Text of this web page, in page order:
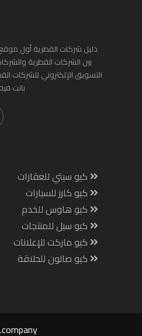
دليل شركات القطرية أول موقع
بين الشركات القطرية
التسويق الإلكتروني للشركات
باتت
كيو سيتي للعقارات
كيو كارز للسيارات
كيو هاوس للخدم
كيو سيل للمنتجات
كيو ماركت للإعلانات
كيو صالون للحلاقة